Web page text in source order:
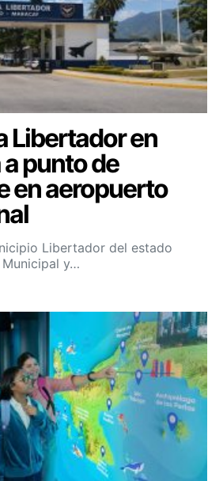
Libertador en
punto de
en aeropuerto
Libertador del estado
y…